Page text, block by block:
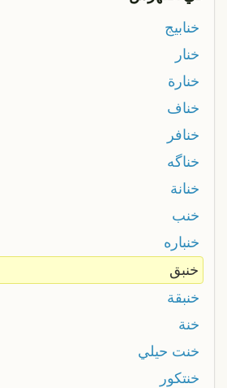
خنابيج
خنار
خنارة
خناف
خنافر
خناگه
خنانة
خنب
خنباره
خنبق
خنبقة
خنة
خنت حيلي
خنتكور